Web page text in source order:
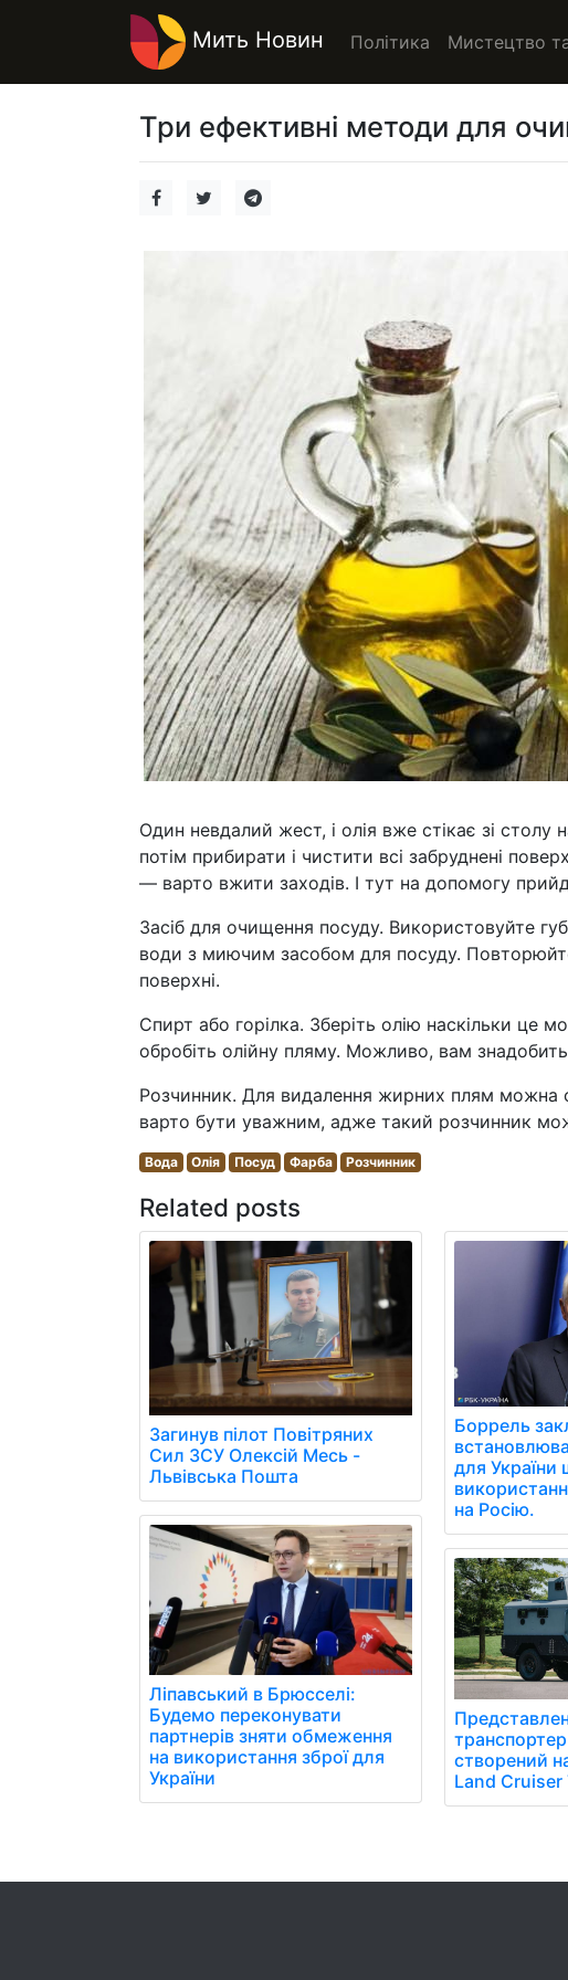
Мить Новин Політика Мистецтво
Три ефективні методи для
Один невдалий жест, і олія вже стікає зі столу
потім прибирати і чистити всі забруднені
— варто вжити заходів. І тут на допомогу
Засіб для очищення посуду. Використовуйте
води з миючим засобом для посуду.
поверхні.
Спирт або горілка. Зберіть олію наскільки це
обробіть олійну пляму. Можливо, вам
Розчинник. Для видалення жирних плям можна
варто бути уважним, адже такий розчинник
Вода Олія Посуд Фарба Розчинник
Related posts
Загинув пілот Повітряних
Сил ЗСУ Олексій Месь -
Львівська Пошта
Ліпавський в Брюсселі:
Будемо переконувати
партнерів зняти обмеження
на використання зброї для
України
Боррель
для України
на Росію.
створений
Land Cruiser